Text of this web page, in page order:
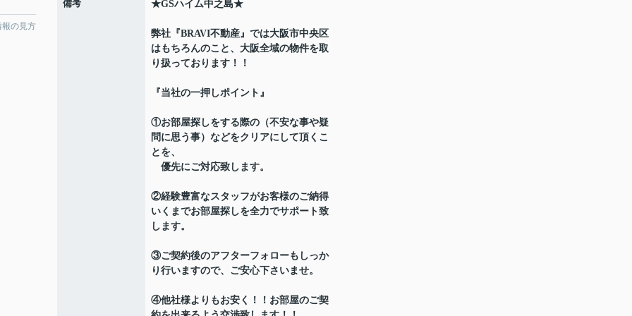
報の見方
備考 ★GSハイム中之島★
弊社『BRAVI不動産』では大阪市中央区
はもちろんのこと、大阪全域の物件を取
り扱っております！！
『当社の一押しポイント』
①お部屋探しをする際の（不安な事や疑
問に思う事）などをクリアにして頂くこ
とを、
優先にご対応致します。
②経験豊富なスタッフがお客様のご納得
いくまでお部屋探しを全力でサポート致
します。
③ご契約後のアフターフォローもしっか
り行いますので、ご安心下さいませ。
④他社様よりもお安く！！お部屋のご契